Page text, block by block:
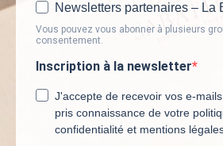
Newsletters partenaires – La
Vous pouvez vous abonner à plusieurs
consentement.
Inscription à la newsletter
J'accepte de recevoir vos e-
pris connaissance de votre
confidentialité et mentions